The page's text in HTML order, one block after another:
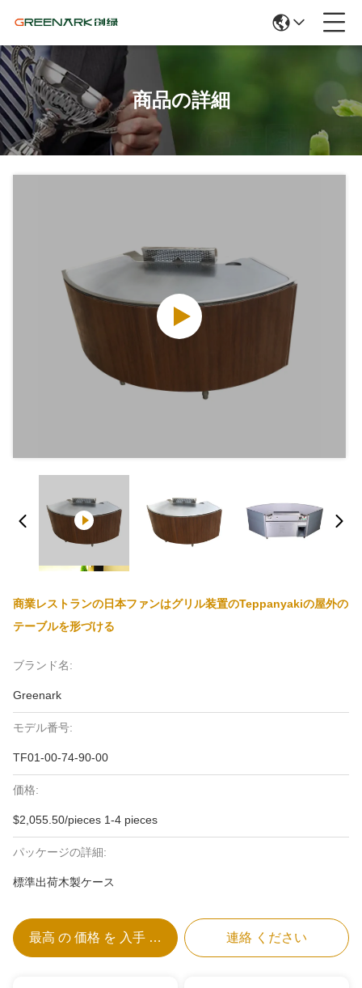
商品の詳細
商業レストランの日本ファンはグリル装置のTeppanyakiの屋外の
テーブルを形づける
ブランド名:
Greenark
モデル番号:
TF01-00-74-90-00
価格:
$2,055.50/pieces 1-4 pieces
パッケージの詳細:
標準出荷木製ケース
最高 の 価格 を 入手 する 連絡 ください